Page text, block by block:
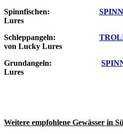
Spinnfischen:
Lures
Schleppangeln:
von Lucky Lures
Grundangeln:
Lures
Weitere empfohlene Gewässer in